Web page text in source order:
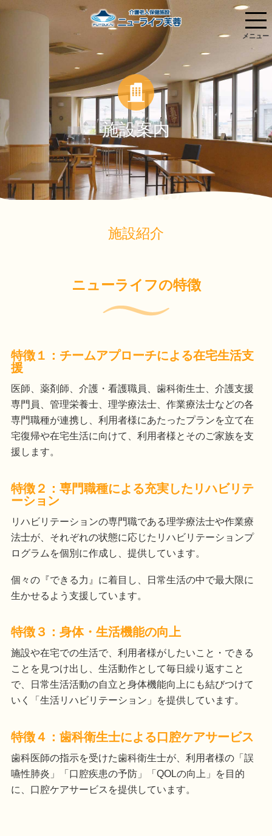
施設案内
施設紹介
ニューライフの特徴
特徴１：チームアプローチによる在宅生活支
援
医師、薬剤師、介護・看護職員、歯科衛生士、介護支援
専門員、管理栄養士、理学療法士、作業療法士などの各
専門職種が連携し、利用者様にあたったプランを立て在
宅復帰や在宅生活に向けて、利用者様とそのご家族を支
援します。
特徴２：専門職種による充実したリハビリテ
ーション
リハビリテーションの専門職である理学療法士や作業療
法士が、それぞれの状態に応じたリハビリテーションプ
ログラムを個別に作成し、提供しています。
個々の『できる力』に着目し、日常生活の中で最大限に
生かせるよう支援しています。
特徴３：身体・生活機能の向上
施設や在宅での生活で、利用者様がしたいこと・できる
ことを見つけ出し、生活動作として毎日繰り返すこと
で、日常生活活動の自立と身体機能向上にも結びつけて
いく「生活リハビリテーション」を提供しています。
特徴４：歯科衛生士による口腔ケアサービス
歯科医師の指示を受けた歯科衛生士が、利用者様の「誤
嚥性肺炎」「口腔疾患の予防」「QOLの向上」を目的
に、口腔ケアサービスを提供しています。